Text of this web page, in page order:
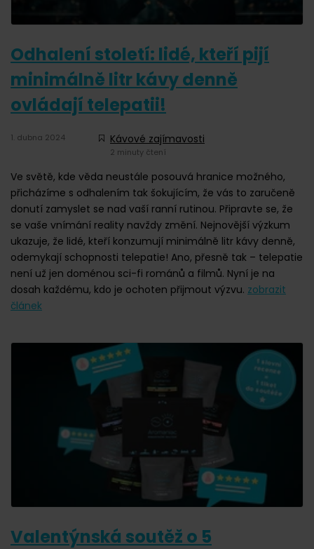
Odhalení století: lidé, kteří pijí
minimálně litr kávy denně
ovládají telepatii!
1. dubna 2024 Kávové zajímavosti
2 minuty čtení
Ve světě, kde věda neustále posouvá hranice možného,
přicházíme s odhalením tak šokujícím, že vás to zaručeně
donutí zamyslet se nad vaší ranní rutinou. Připravte se, že
se vaše vnímání reality navždy změní. Nejnovější výzkum
ukazuje, že lidé, kteří konzumují minimálně litr kávy denně,
odemykají schopnosti telepatie! Ano, přesně tak – telepatie
není už jen doménou sci-fi románů a filmů. Nyní je na
dosah každému, kdo je ochoten přijmout výzvu. zobrazit
článek
Valentýnská soutěž o 5